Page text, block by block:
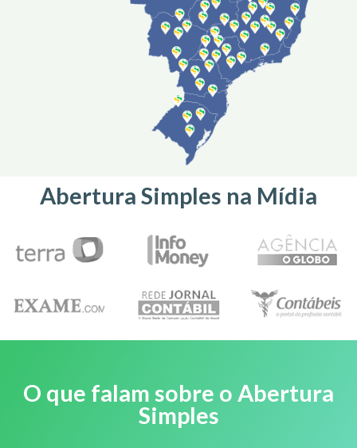
Abertura Simples na Mídia
O que falam sobre o Abertura
Simples